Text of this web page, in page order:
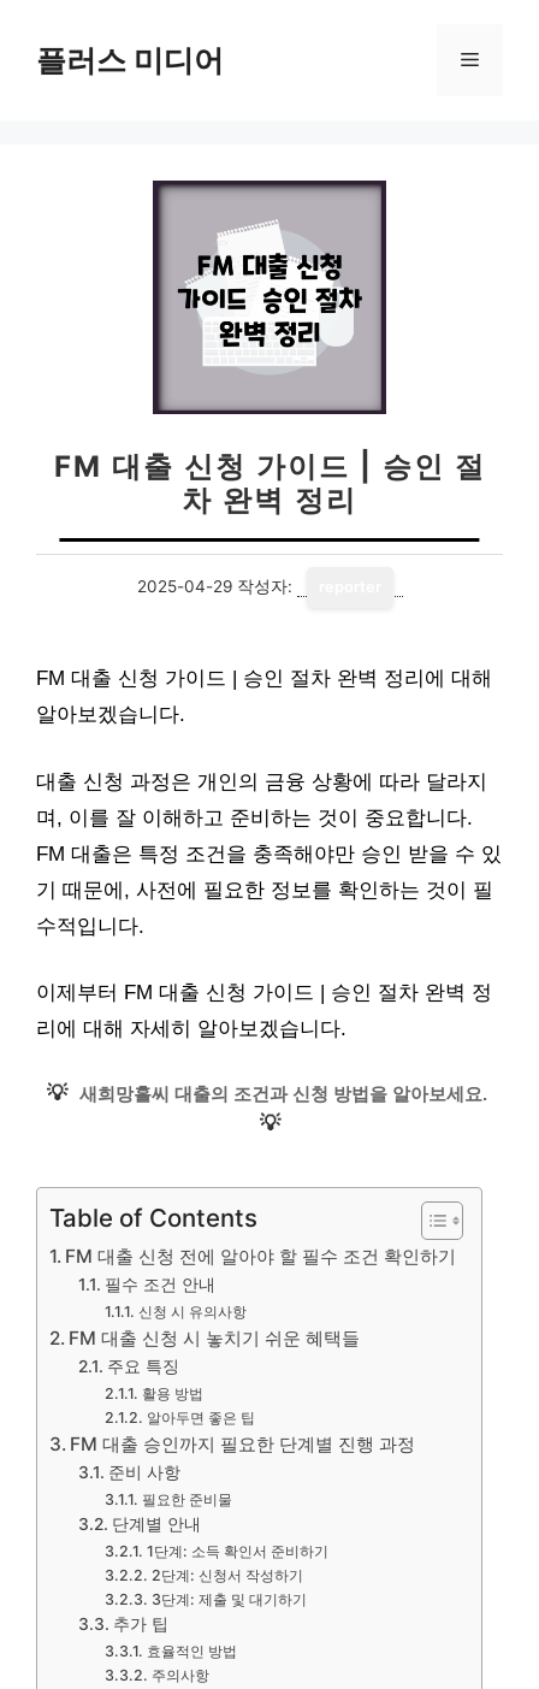
플러스 미디어 메
FM 대출 신청 가이드 | 승인 절
차 완벽 정리
2025-04-29 작성자:
FM 대출 신청 가이드 | 승인 절차 완벽 정리에 대해
알아보겠습니다.
대출 신청 과정은 개인의 금융 상황에 따라 달라지
며, 이를 잘 이해하고 준비하는 것이 중요합니다.
FM 대출은 특정 조건을 충족해야만 승인 받을 수 있
기 때문에, 사전에 필요한 정보를 확인하는 것이 필
수적입니다.
이제부터 FM 대출 신청 가이드 | 승인 절차 완벽 정
리에 대해 자세히 알아보겠습니다.
💡 새희망홀씨 대출의 조건과 신청 방법을 알아보세요.
💡
Table of Contents
FM 대출 신청 전에 알아야 할 필수 조건 확인하기
필수 조건 안내
신청 시 유의사항
FM 대출 신청 시 놓치기 쉬운 혜택들
주요 특징
활용 방법
알아두면 좋은 팁
FM 대출 승인까지 필요한 단계별 진행 과정
준비 사항
필요한 준비물
단계별 안내
1단계: 소득 확인서 준비하기
2단계: 신청서 작성하기
3단계: 제출 및 대기하기
추가 팁
효율적인 방법
주의사항